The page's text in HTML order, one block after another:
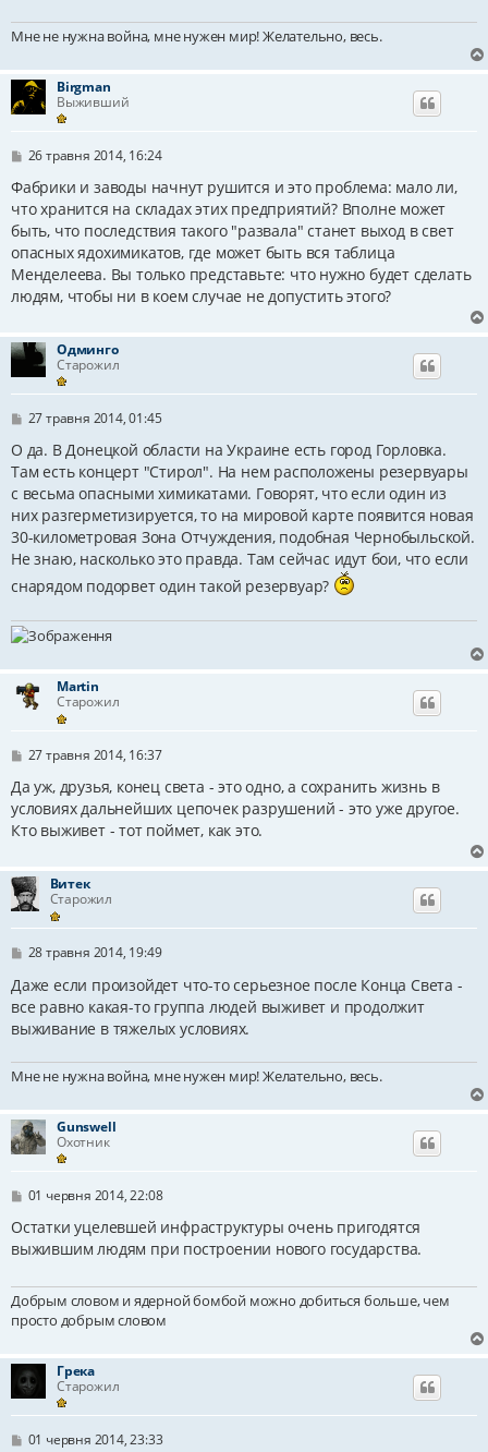
Мне не нужна война, мне нужен мир! Желательно, весь.
Birgman
Выживший
П
в
д
о
м
л
е
н
н
26 травня 2014, 16:24
Фабрики и заводы начнут рушится и это проблема: мало ли,
что хранится на складах этих предприятий? Вполне может
быть, что последствия такого "развала" станет выход в свет
опасных ядохимикатов, где может быть вся таблица
Менделеева. Вы только представьте: что нужно будет сделать
людям, чтобы ни в коем случае не допустить этого?
Одминго
Старожил
П
в
д
о
м
л
е
н
н
я
27 травня 2014, 01:45
О да. В Донецкой области на Украине есть город Горловка.
Там есть концерт "Стирол". На нем расположены резервуары
с весьма опасными химикатами. Говорят, что если один из
них разгерметизируется, то на мировой карте появится новая
30-километровая Зона Отчуждения, подобная Чернобыльской.
Не знаю, насколько это правда. Там сейчас идут бои, что если
снарядом подорвет один такой резервуар?
Martin
Старожил
П
в
д
о
е
н
н
27 травня 2014, 16:37
Да уж, друзья, конец света - это одно, а сохранить жизнь в
условиях дальнейших цепочек разрушений - это уже другое.
Кто выживет - тот поймет, как это.
Витек
Старожил
П
в
і
д
о
л
е
я
28 травня 2014, 19:49
Даже если произойдет что-то серьезное после Конца Света -
все равно какая-то группа людей выживет и продолжит
выживание в тяжелых условиях.
Мне не нужна война, мне нужен мир! Желательно, весь.
Gunswell
Охотник
П
в
д
м
л
е
н
я
01 червня 2014, 22:08
Остатки уцелевшей инфраструктуры очень пригодятся
выжившим людям при построении нового государства.
Добрым словом и ядерной бомбой можно добиться больше, чем
просто добрым словом
Грека
Старожил
П
01 червня 2014, 23:33